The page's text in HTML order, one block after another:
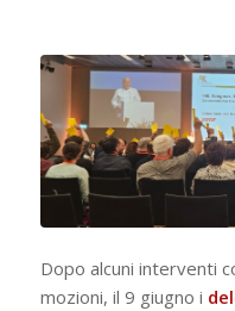
Dopo alcuni interventi
mozioni, il 9 giugno i